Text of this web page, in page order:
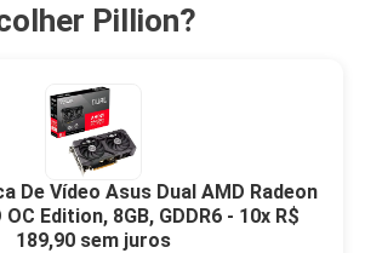
Pillion?
De Vídeo Asus Dual AMD Radeon
OC Edition, 8GB, GDDR6 - 10x R$
189,90 sem juros